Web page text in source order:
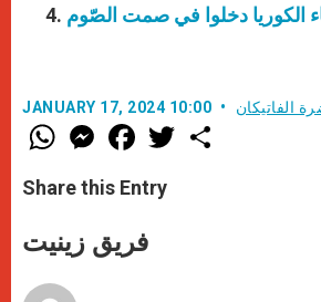
الكوريا دخلوا في صمت الصّوم
JANUARY 17, 2024 10:00 الفاتيكان
W
h
t
s
p
p
M
e
s
e
g
e
F
a
e
b
o
k
w
Share this Entry
فريق زينيت